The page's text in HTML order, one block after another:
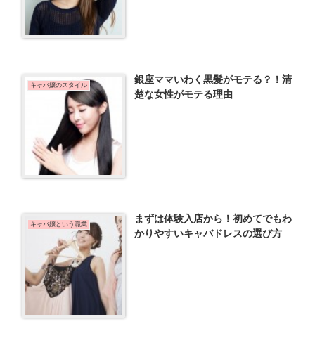
キャバ嬢のスタイル
銀座ママいわく黒髪がモテる？！清
楚な女性がモテる理由
キャバ嬢という職業
まずは体験入店から！初めてでもわ
かりやすいキャバドレスの選び方